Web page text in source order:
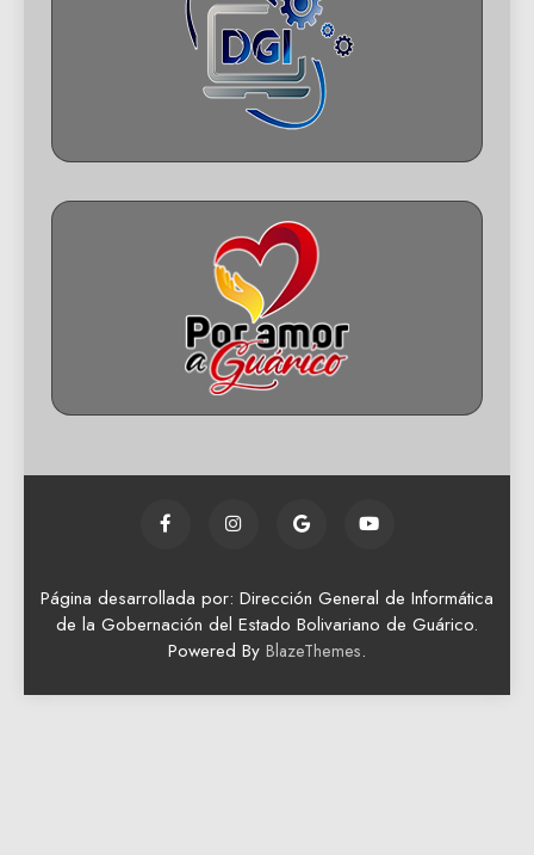
Página desarrollada por: Dirección General de Informática
de la Gobernación del Estado Bolivariano de Guárico.
Powered By BlazeThemes.